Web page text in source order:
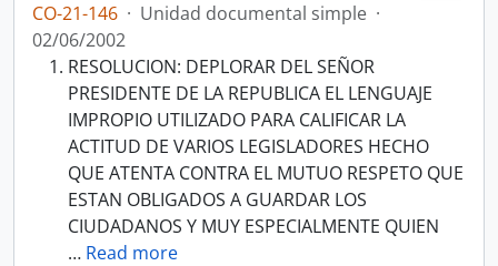
CO-21-146 · Unidad documental simple ·
02/06/2002
RESOLUCION: DEPLORAR DEL SEÑOR
PRESIDENTE DE LA REPUBLICA EL LENGUAJE
IMPROPIO UTILIZADO PARA CALIFICAR LA
ACTITUD DE VARIOS LEGISLADORES HECHO
QUE ATENTA CONTRA EL MUTUO RESPETO QUE
ESTAN OBLIGADOS A GUARDAR LOS
CIUDADANOS Y MUY ESPECIALMENTE QUIEN
… Read more